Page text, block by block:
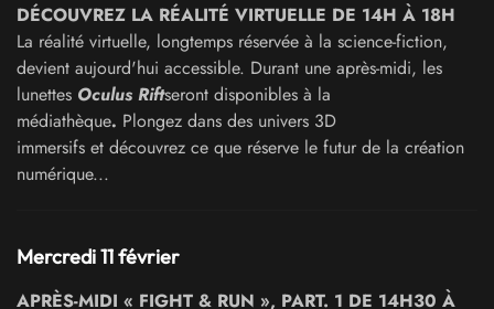
DÉCOUVREZ LA RÉALITÉ VIRTUELLE DE 14H À 18H
La réalité virtuelle, longtemps réservée à la science-fiction,
devient aujourd'hui accessible. Durant une après-midi, les
lunettes Oculus Riftseront disponibles à la
médiathèque. Plongez dans des univers 3D
immersifs et découvrez ce que réserve le futur de la création
numérique...
Mercredi 11 février
APRÈS-MIDI « FIGHT & RUN », PART. 1 DE 14H30 À